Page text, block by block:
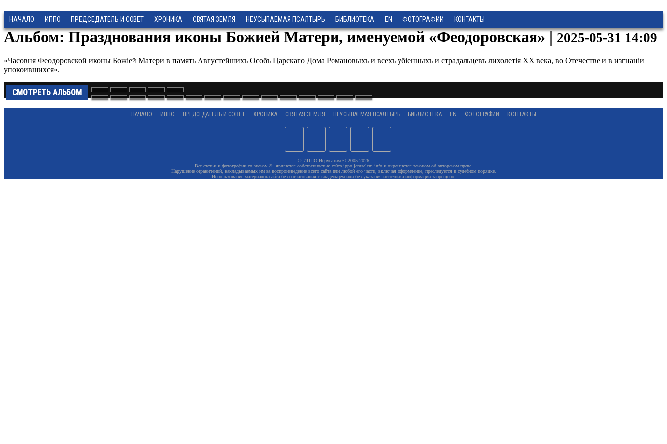
НАЧАЛО ИППО ПРЕДСЕДАТЕЛЬ И СОВЕТ ХРОНИКА СВЯТАЯ ЗЕМЛЯ НЕУСЫПАЕМАЯ ПСАЛТЫРЬ БИБЛИОТЕКА EN ФОТОГРАФИИ КОНТАКТЫ
Альбом: Празднования иконы Божией Матери, именуемой «Феодоровская» |2025-05-31 14:09
«Часовня Феодоровской иконы Божiей Матери в память Августейшихъ Особъ Царскаго Дома Романовыхъ и всeхъ убiенныхъ и страдальцевъ лихолeтiя ХХ века, во Отечестве и в изгнанiи
упокоившихся».
СМОТРЕТЬ АЛЬБОМ
НАЧАЛО ИППО ПРЕДСЕДАТЕЛЬ И СОВЕТ ХРОНИКА СВЯТАЯ ЗЕМЛЯ НЕУСЫПАЕМАЯ ПСАЛТЫРЬ БИБЛИОТЕКА EN ФОТОГРАФИИ КОНТАКТЫ
© ИППО Иерусалим ©.2005-2026
Все статьи и фотографии со знаком ©. являются собственностью сайта ippo-jerusalem.info и охраняются законом об авторском праве.
Нарушение ограничений, накладываемых им на воспроизведение всего сайта или любой его части, включая оформление, преследуется в судебном порядке.
Использование материалов сайта без согласования с владельцем или без указания источника информации запрещено.